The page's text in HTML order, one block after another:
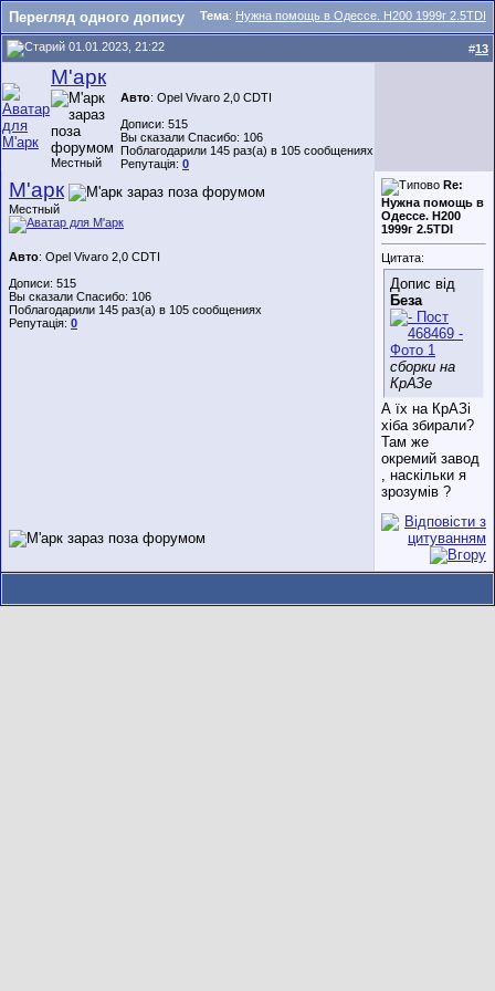
Тема: Нужна помощь в Одессе. Н200 1999г 2.5TDI
Перегляд одного допису
01.01.2023, 21:22 #13
М'арк
Местный
Авто: Opel Vivaro 2,0 CDTI
Дописи: 515
Вы сказали Спасибо: 106
Поблагодарили 145 раз(а) в 105 сообщениях
Репутація: 0
М'арк
Местный
Авто: Opel Vivaro 2,0 CDTI
Дописи: 515
Вы сказали Спасибо: 106
Поблагодарили 145 раз(а) в 105 сообщениях
Репутація: 0
Re:
Нужна помощь в
Одессе. Н200
1999г 2.5TDI
Цитата:
Допис від
Беза
сборки на
КрАЗе
А їх на КрАЗі
хіба збирали?
Там же
окремий завод
, наскільки я
зрозумів ?